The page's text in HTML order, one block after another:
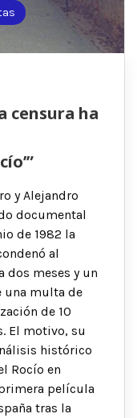
censura ha
y Alejandro
documental
de 1982 la
al
dos meses y un
una multa de
de 10
El motivo, su
histórico
Rocío en
película
tras la